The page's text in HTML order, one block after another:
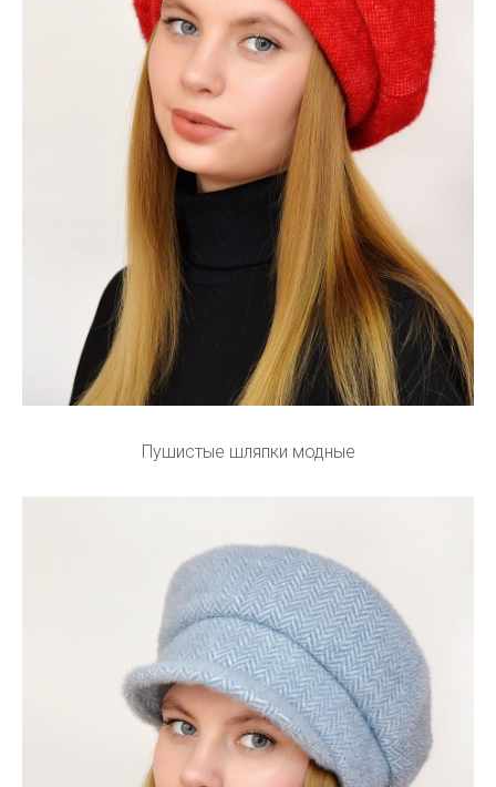
Пушистые шляпки модные